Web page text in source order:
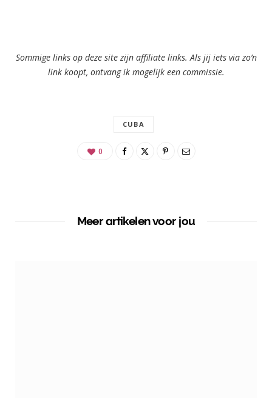
Sommige links op deze site zijn affiliate links. Als jij iets via zo’n
link koopt, ontvang ik mogelijk een commissie.
CUBA
0
Meer artikelen voor jou